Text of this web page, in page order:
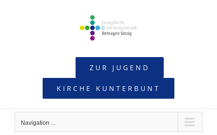
ZUR JUGEND
KIRCHE KUNTERBUNT
Navigation ...